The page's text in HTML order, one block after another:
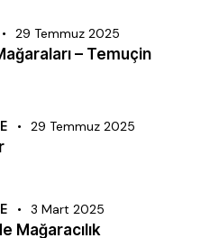
29 Temmuz 2025
– Temuçin
29 Temmuz 2025
3 Mart 2025
Mağaracılık